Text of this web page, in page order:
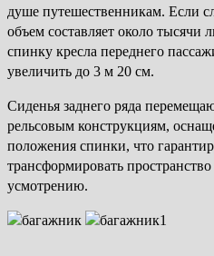
душе путешественникам. Если
объем составляет около тысячи
спинку кресла переднего
увеличить до 3 м 20 см.
Сиденья заднего ряда
рельсовым конструкциям,
положения спинки, что
трансформировать
усмотрению.